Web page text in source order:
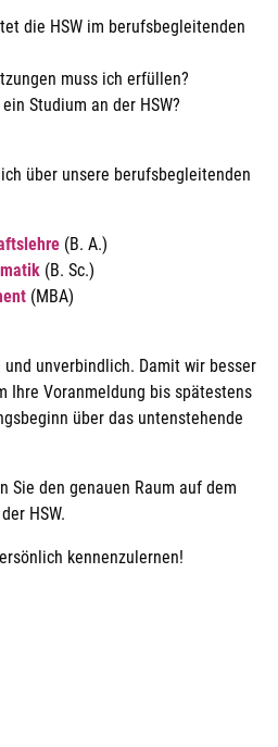
die HSW im berufsbegleitenden
muss ich erfüllen?
Studium an der HSW?
über unsere berufsbegleitenden
(B. A.)
(B. Sc.)
(MBA)
unverbindlich. Damit wir besser
Ihre Voranmeldung bis spätestens
über das untenstehende
Sie den genauen Raum auf dem
HSW.
kennenzulernen!